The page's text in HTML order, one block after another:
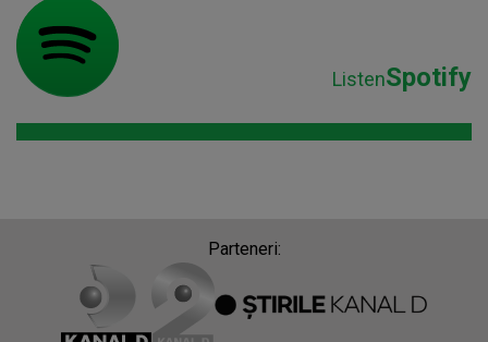
ListenSpotify
Parteneri: